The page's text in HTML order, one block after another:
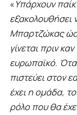
«Υπάρχουν
εξακολουθήσει
Μπαρτζώκας
γίνεται πριν
ευρωπαϊκό.
πιστεύει στον
έχει η ομάδα,
ρόλο που θα